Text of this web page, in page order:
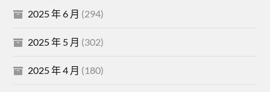
2025 年 6 月 (294)
2025 年 5 月 (302)
2025 年 4 月 (180)